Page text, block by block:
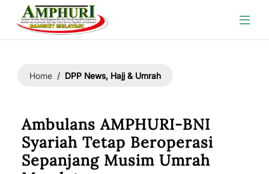
Home DPP News, Hajj & Umrah
Ambulans AMPHURI-BNI
Syariah Tetap Beroperasi
Sepanjang Musim Umrah